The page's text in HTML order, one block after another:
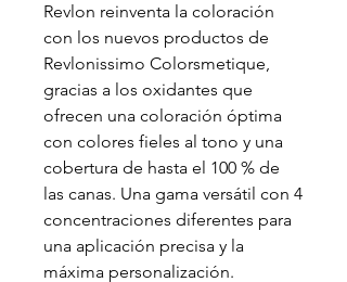
Revlon reinventa la coloración
con los nuevos productos de
Revlonissimo Colorsmetique,
gracias a los oxidantes que
ofrecen una coloración óptima
con colores fieles al tono y una
cobertura de hasta el 100 % de
las canas. Una gama versátil con 4
concentraciones diferentes para
una aplicación precisa y la
máxima personalización.